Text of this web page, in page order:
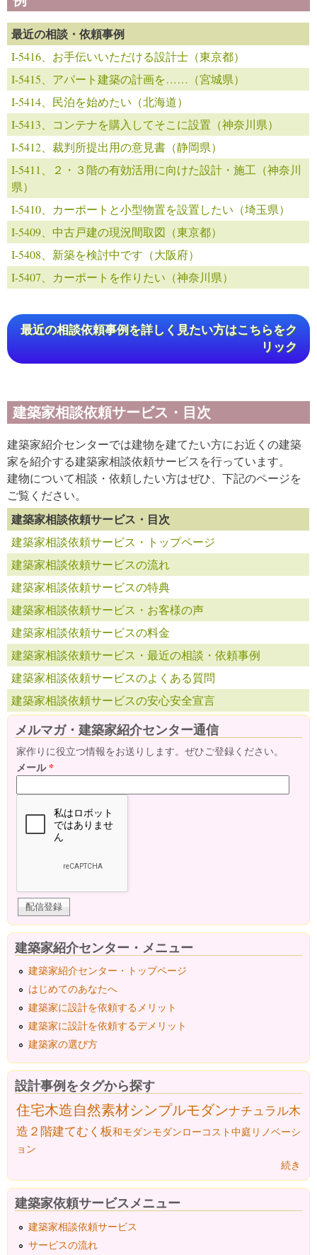
最近の相談・依頼事例
I-5416、お手伝いいただける設計士（東京都）
I-5415、アパート建築の計画を……（宮城県）
I-5414、民泊を始めたい（北海道）
I-5413、コンテナを購入してそこに設置（神奈川県）
I-5412、裁判所提出用の意見書（静岡県）
I-5411、２・３階の有効活用に向けた設計・施工（神奈川
県）
I-5410、カーポートと小型物置を設置したい（埼玉県）
I-5409、中古戸建の現況間取図（東京都）
I-5408、新築を検討中です（大阪府）
I-5407、カーポートを作りたい（神奈川県）
最近の相談依頼事例を詳しく見たい方はこちらをク
リック
建築家相談依頼サービス・目次
建築家紹介センターでは建物を建てたい方にお近くの建築
家を紹介する建築家相談依頼サービスを行っています。
建物について相談・依頼したい方はぜひ、下記のページを
ご覧ください。
建築家相談依頼サービス・目次
建築家相談依頼サービス・トップページ
建築家相談依頼サービスの流れ
建築家相談依頼サービスの特典
建築家相談依頼サービス・お客様の声
建築家相談依頼サービスの料金
建築家相談依頼サービス・最近の相談・依頼事例
建築家相談依頼サービスのよくある質問
建築家相談依頼サービスの安心安全宣言
メルマガ・建築家紹介センター通信
家作りに役立つ情報をお送りします。ぜひご登録ください。
メール*
建築家紹介センター・メニュー
建築家紹介センター・トップページ
はじめてのあなたへ
建築家に設計を依頼するメリット
建築家に設計を依頼するデメリット
建築家の選び方
設計事例をタグから探す
住宅木造自然素材シンプルモダンナチュラル木
造２階建てむく板和モダンモダンローコスト中庭 リノベーシ
ョン
続き
建築家依頼サービスメニュー
建築家相談依頼サービス
サービスの流れ